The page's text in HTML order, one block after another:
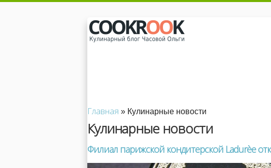
Главная » Кулинарные новости
Кулинарные новости
Филиал парижской кондитерской Ladurèe